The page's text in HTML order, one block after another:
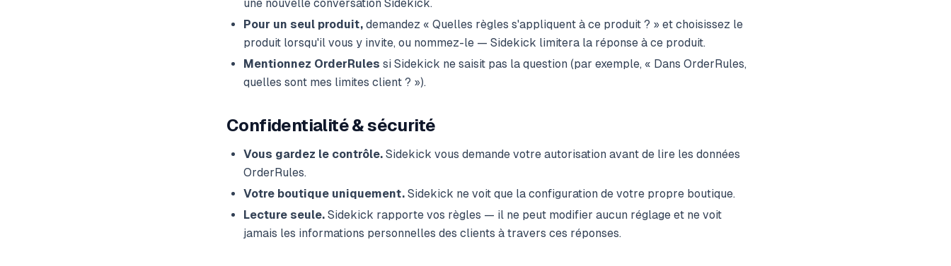
une nouvelle conversation Sidekick.
Pour un seul produit, demandez « Quelles règles s'appliquent à ce produit ? » et choisissez le
produit lorsqu'il vous y invite, ou nommez-le — Sidekick limitera la réponse à ce produit.
Mentionnez OrderRules si Sidekick ne saisit pas la question (par exemple, « Dans OrderRules,
quelles sont mes limites client ? »).
Confidentialité & sécurité
Vous gardez le contrôle. Sidekick vous demande votre autorisation avant de lire les données
OrderRules.
Votre boutique uniquement. Sidekick ne voit que la configuration de votre propre boutique.
Lecture seule. Sidekick rapporte vos règles — il ne peut modifier aucun réglage et ne voit
jamais les informations personnelles des clients à travers ces réponses.